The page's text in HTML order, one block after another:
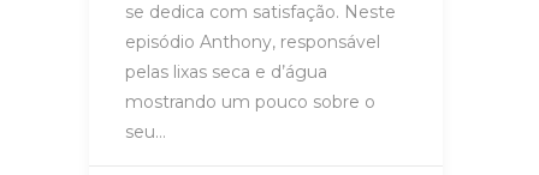
se dedica com satisfação. Neste
episódio Anthony, responsável
pelas lixas seca e d’água
mostrando um pouco sobre o
seu…